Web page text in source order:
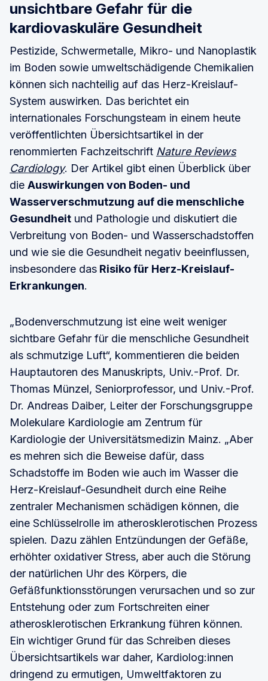
unsichtbare Gefahr für die
kardiovaskuläre Gesundheit
Pestizide, Schwermetalle, Mikro- und Nanoplastik
im Boden sowie umweltschädigende Chemikalien
können sich nachteilig auf das Herz-Kreislauf-
System auswirken. Das berichtet ein
internationales Forschungsteam in einem heute
veröffentlichten Übersichtsartikel in der
renommierten Fachzeitschrift Nature Reviews
Cardiology. Der Artikel gibt einen Überblick über
die Auswirkungen von Boden- und
Wasserverschmutzung auf die menschliche
Gesundheit und Pathologie und diskutiert die
Verbreitung von Boden- und Wasserschadstoffen
und wie sie die Gesundheit negativ beeinflussen,
insbesondere das Risiko für Herz-Kreislauf-
Erkrankungen.
„Bodenverschmutzung ist eine weit weniger
sichtbare Gefahr für die menschliche Gesundheit
als schmutzige Luft“, kommentieren die beiden
Hauptautoren des Manuskripts, Univ.-Prof. Dr.
Thomas Münzel, Seniorprofessor, und Univ.-Prof.
Dr. Andreas Daiber, Leiter der Forschungsgruppe
Molekulare Kardiologie am Zentrum für
Kardiologie der Universitätsmedizin Mainz. „Aber
es mehren sich die Beweise dafür, dass
Schadstoffe im Boden wie auch im Wasser die
Herz-Kreislauf-Gesundheit durch eine Reihe
zentraler Mechanismen schädigen können, die
eine Schlüsselrolle im atherosklerotischen Prozess
spielen. Dazu zählen Entzündungen der Gefäße,
erhöhter oxidativer Stress, aber auch die Störung
der natürlichen Uhr des Körpers, die
Gefäßfunktionsstörungen verursachen und so zur
Entstehung oder zum Fortschreiten einer
atherosklerotischen Erkrankung führen können.
Ein wichtiger Grund für das Schreiben dieses
Übersichtsartikels war daher, Kardiolog:innen
dringend zu ermutigen, Umweltfaktoren zu